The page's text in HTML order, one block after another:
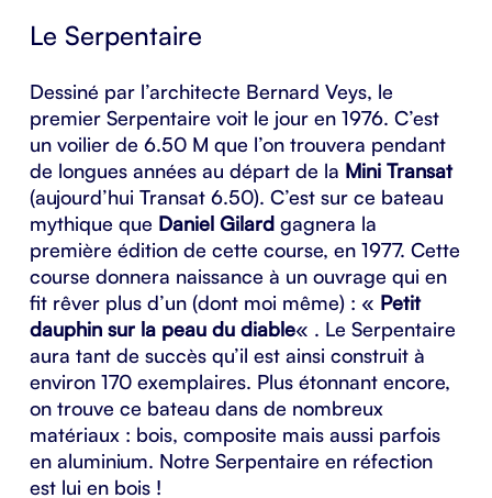
Le Serpentaire
Dessiné par l’architecte Bernard Veys, le
premier Serpentaire voit le jour en 1976. C’est
un voilier de 6.50 M que l’on trouvera pendant
de longues années au départ de la Mini Transat
(aujourd’hui Transat 6.50). C’est sur ce bateau
mythique que Daniel Gilard gagnera la
première édition de cette course, en 1977. Cette
course donnera naissance à un ouvrage qui en
fit rêver plus d’un (dont moi même) : « Petit
dauphin sur la peau du diable« . Le Serpentaire
aura tant de succès qu’il est ainsi construit à
environ 170 exemplaires. Plus étonnant encore,
on trouve ce bateau dans de nombreux
matériaux : bois, composite mais aussi parfois
en aluminium. Notre Serpentaire en réfection
est lui en bois !